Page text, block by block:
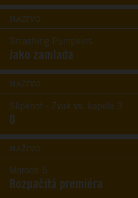
NAŽIVO
Smashing Pumpkins
Jako zamlada
NAŽIVO
Slipknot - Zvuk vs. kapela 3
0
NAŽIVO
Maroon 5
Rozpačitá premiéra